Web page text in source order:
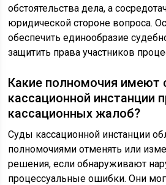
обстоятельства дела, а
юридической стороне вопроса.
обеспечить единообразие
защитить права участников
Какие полномочия имеют
кассационной инстанции
кассационных жалоб?
Суды кассационной инстанции
полномочиями отменять или
решения, если обнаруживают
процессуальные ошибки. Они